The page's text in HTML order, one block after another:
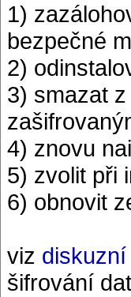
1)
bezpečné
2)
3) smazat
4) znovu
5) zvolit při
6) obnovit
viz
šifrování